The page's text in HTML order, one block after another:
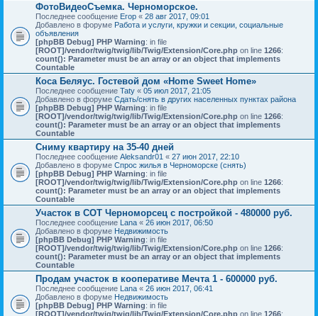
ФотоВидеоСъемка. Черноморское.
Последнее сообщение Егор « 28 авг 2017, 09:01
Добавлено в форуме Работа и услуги, кружки и секции, социальные
объявления
[phpBB Debug] PHP Warning: in file
[ROOT]/vendor/twig/twig/lib/Twig/Extension/Core.php on line 1266:
count(): Parameter must be an array or an object that implements
Countable
Коса Беляус. Гостевой дом «Home Sweet Home»
Последнее сообщение Taty « 05 июл 2017, 21:05
Добавлено в форуме Сдать/снять в других населенных пунктах района
[phpBB Debug] PHP Warning: in file
[ROOT]/vendor/twig/twig/lib/Twig/Extension/Core.php on line 1266:
count(): Parameter must be an array or an object that implements
Countable
Сниму квартиру на 35-40 дней
Последнее сообщение Aleksandr01 « 27 июн 2017, 22:10
Добавлено в форуме Спрос жилья в Черноморске (снять)
[phpBB Debug] PHP Warning: in file
[ROOT]/vendor/twig/twig/lib/Twig/Extension/Core.php on line 1266:
count(): Parameter must be an array or an object that implements
Countable
Участок в СОТ Черноморсец с постройкой - 480000 руб.
Последнее сообщение Lana « 26 июн 2017, 06:50
Добавлено в форуме Недвижимость
[phpBB Debug] PHP Warning: in file
[ROOT]/vendor/twig/twig/lib/Twig/Extension/Core.php on line 1266:
count(): Parameter must be an array or an object that implements
Countable
Продам участок в кооперативе Мечта 1 - 600000 руб.
Последнее сообщение Lana « 26 июн 2017, 06:41
Добавлено в форуме Недвижимость
[phpBB Debug] PHP Warning: in file
[ROOT]/vendor/twig/twig/lib/Twig/Extension/Core.php on line 1266: